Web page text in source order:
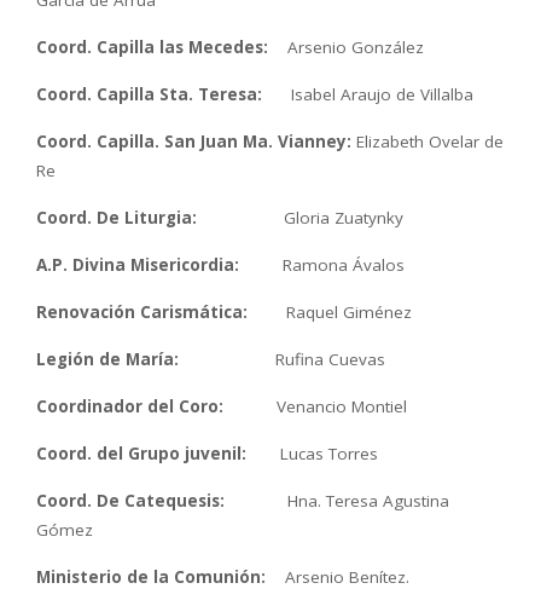
Coord. Capilla las Mecedes: Arsenio González
Coord. Capilla Sta. Teresa: Isabel Araujo de Villalba
Coord. Capilla. San Juan Ma. Vianney: Elizabeth Ovelar de
Re
Coord. De Liturgia: Gloria Zuatynky
A.P. Divina Misericordia: Ramona Ávalos
Renovación Carismática: Raquel Giménez
Legión de María: Rufina Cuevas
Coordinador del Coro: Venancio Montiel
Coord. del Grupo juvenil: Lucas Torres
Coord. De Catequesis: Hna. Teresa Agustina
Gómez
Ministerio de la Comunión: Arsenio Benítez.